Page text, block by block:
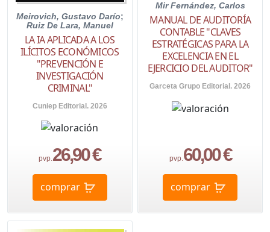
Meirovich, Gustavo Darío;
Ruiz De Lara, Manuel
LA IA APLICADA A LOS
ILÍCITOS ECONÓMICOS
"PREVENCIÓN E
INVESTIGACIÓN
CRIMINAL"
Cuniep Editorial. 2026
pvp.26,90 €
comprar
Mir Fernández, Carlos
MANUAL DE AUDITORÍA
CONTABLE "CLAVES
ESTRATÉGICAS PARA LA
EXCELENCIA EN EL
EJERCICIO DEL AUDITOR"
Garceta Grupo Editorial. 2026
pvp.60,00 €
comprar